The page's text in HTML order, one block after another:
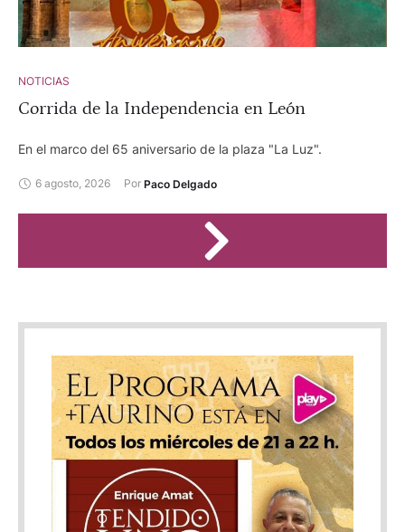
NOTICIAS
Corrida de la Independencia en León
En el marco del 65 aniversario de la plaza "La Luz".
6 agosto, 2026 Por Paco Delgado